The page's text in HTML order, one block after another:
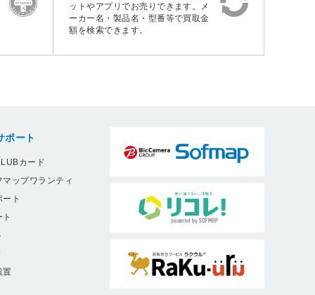
ットやアプリでお売りできます。メ
ーカー名・製品名・型番等で買取金
額を検索できます。
ポート
カード
ップワランティ
ト
置